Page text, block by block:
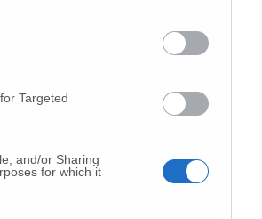
Targeted
and/or Sharing
for which it
Marche»
la zona bianca»